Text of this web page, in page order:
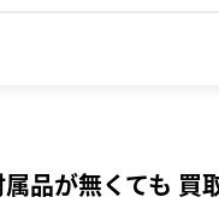
品が無くても 買